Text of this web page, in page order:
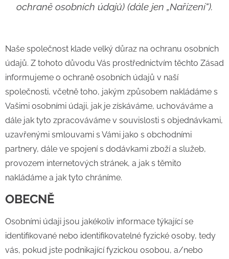
ochraně osobních údajů) (dále jen „Nařízení“).
Naše společnost klade velký důraz na ochranu osobních
údajů. Z tohoto důvodu Vás prostřednictvím těchto Zásad
informujeme o ochraně osobních údajů v naší
společnosti, včetně toho, jakým způsobem nakládáme s
Vašimi osobními údaji, jak je získáváme, uchováváme a
dále jak tyto zpracováváme v souvislosti s objednávkami,
uzavřenými smlouvami s Vámi jako s obchodními
partnery, dále ve spojení s dodávkami zboží a služeb,
provozem internetových stránek, a jak s těmito
nakládáme a jak tyto chráníme.
OBECNĚ
Osobními údaji jsou jakékoliv informace týkající se
identifikované nebo identifikovatelné fyzické osoby, tedy
vás, pokud jste podnikající fyzickou osobou, a/nebo